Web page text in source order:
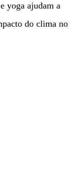
yoga ajudam a
do clima no